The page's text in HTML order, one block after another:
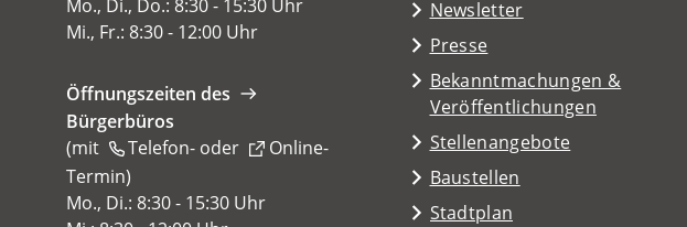
Mo., Di., Do.: 8:30 - 15:30 Uhr
Mi., Fr.: 8:30 - 12:00 Uhr
Öffnungszeiten des
Bürgerbüros
(mit
Telefon- oder
Online-
Termin
(Öffnet
in
)
Mo., Di.: 8:30 - 15:30 Uhr
Tab)
neuen
Tab)
Newsletter
Presse
Bekanntmachungen &
Veröffentlichungen
Stellenangebote
Baustellen
Stadtplan
(Öffnet